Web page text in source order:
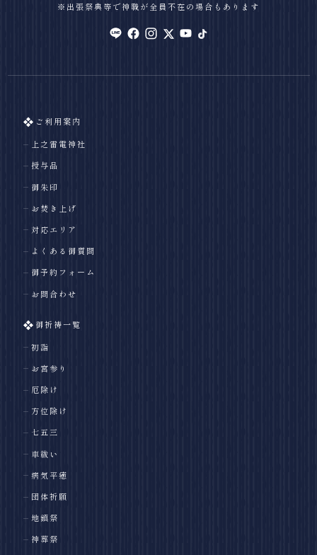
※出張祭典等で神職が全員不在の場合もあります
ご利用案内
上之雷電神社
授与品
御朱印
お焚き上げ
対応エリア
よくある御質問
御予約フォーム
お問合わせ
御祈祷一覧
初詣
お宮参り
厄除け
方位除け
七五三
車祓い
病気平癒
団体祈願
地鎮祭
神葬祭